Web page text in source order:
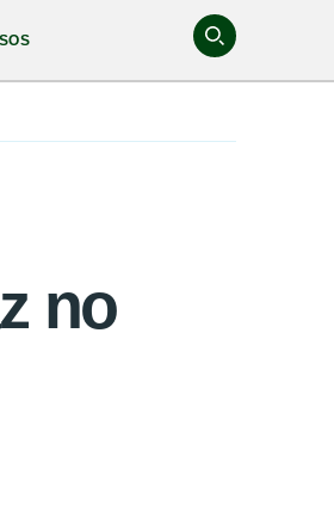
no